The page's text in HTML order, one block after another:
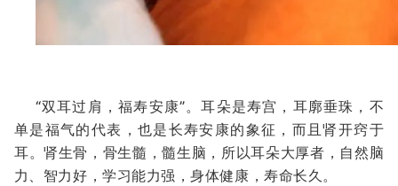
“双耳过肩，福寿安康”。耳朵是寿宫，耳廓垂珠，不
单是福气的代表，也是长寿安康的象征，而且肾开窍于
耳。肾生骨，骨生髓，髓生脑，所以耳朵大厚者，自然脑
力、智力好，学习能力强，身体健康，寿命长久。